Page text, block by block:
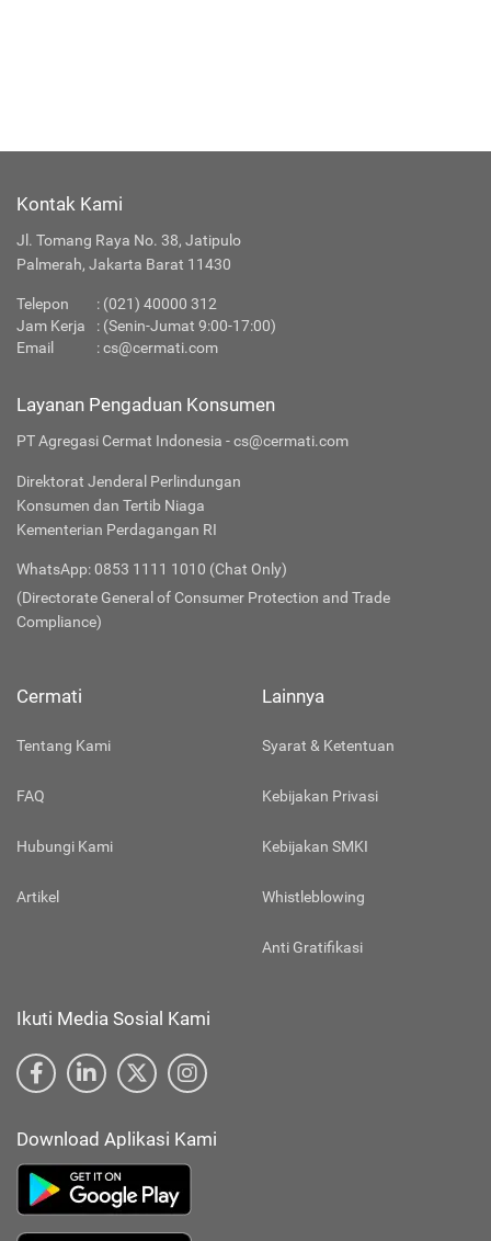
Kontak Kami
Jl. Tomang Raya No. 38, Jatipulo
Palmerah, Jakarta Barat 11430
Telepon : (021) 40000 312
Jam Kerja
: (Senin-Jumat 9:00-17:00)
Email
:cs@cermati.com
Layanan Pengaduan Konsumen
PT Agregasi Cermat Indonesia - cs@cermati.com
Direktorat Jenderal Perlindungan
Konsumen dan Tertib Niaga
Kementerian Perdagangan RI
WhatsApp: 0853 1111 1010 (Chat Only)
(Directorate General of Consumer Protection and Trade
Compliance)
Cermati
Tentang Kami
FAQ
Hubungi Kami
Artikel
Lainnya
Syarat & Ketentuan
Kebijakan Privasi
Kebijakan SMKI
Whistleblowing
Anti Gratifikasi
Ikuti Media Sosial Kami
Download Aplikasi Kami